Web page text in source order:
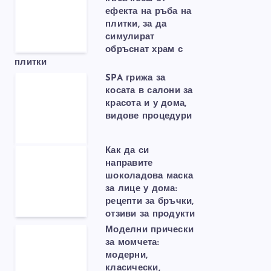
ефекта на ръба на
плитки, за да
симулират
обръснат храм с
плитки
SPA грижа за
косата в салони за
красота и у дома,
видове процедури
Как да си
направите
шоколадова маска
за лице у дома:
рецепти за бръчки,
отзиви за продукти
Моделни прически
за момчета:
модерни,
класически,